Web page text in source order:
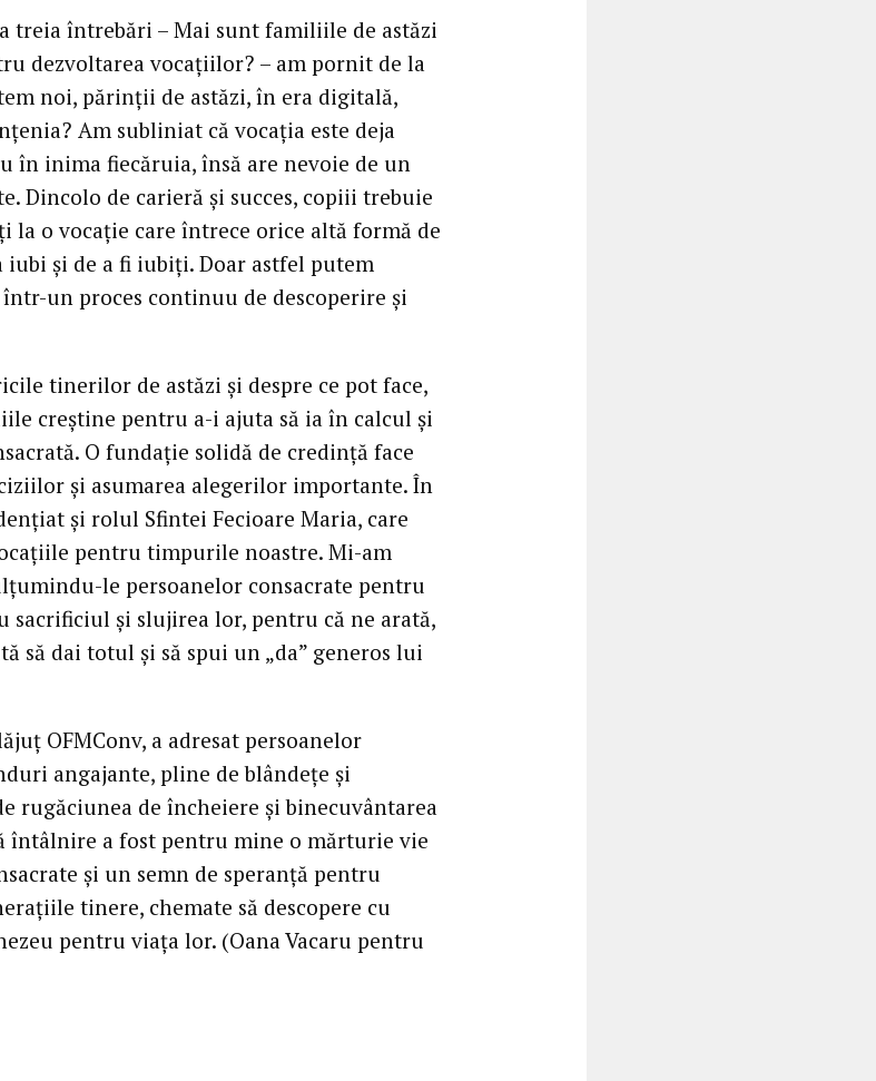
treia întrebări – Mai sunt familiile de astăzi
dezvoltarea vocațiilor? – am pornit de la
noi, părinții de astăzi, în era digitală,
Am subliniat că vocația este deja
în inima fiecăruia, însă are nevoie de un
Dincolo de carieră și succes, copiii trebuie
la o vocație care întrece orice altă formă de
iubi și de a fi iubiți. Doar astfel putem
un proces continuu de descoperire și
tinerilor de astăzi și despre ce pot face,
creștine pentru a-i ajuta să ia în calcul și
O fundație solidă de credință face
și asumarea alegerilor importante. În
și rolul Sfintei Fecioare Maria, care
pentru timpurile noastre. Mi-am
le persoanelor consacrate pentru
sacrificiul și slujirea lor, pentru că ne arată,
să dai totul și să spui un „da” generos lui
OFMConv, a adresat persoanelor
angajante, pline de blândețe și
rugăciunea de încheiere și binecuvântarea
întâlnire a fost pentru mine o mărturie vie
și un semn de speranță pentru
tinere, chemate să descopere cu
pentru viața lor. (Oana Vacaru pentru